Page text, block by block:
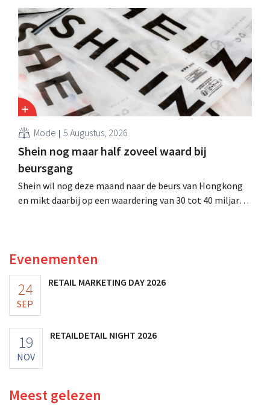
evenwel dat het verhaal hiermee niet eindigt.
Mode 5 Augustus, 2026
Shein nog maar half zoveel waard bij
beursgang
Shein wil nog deze maand naar de beurs van Hongkong
en mikt daarbij op een waardering van 30 tot 40 miljard
Evenementen
24
SEP
RETAIL MARKETING DAY 2026
19
NOV
RETAILDETAIL NIGHT 2026
Meest gelezen